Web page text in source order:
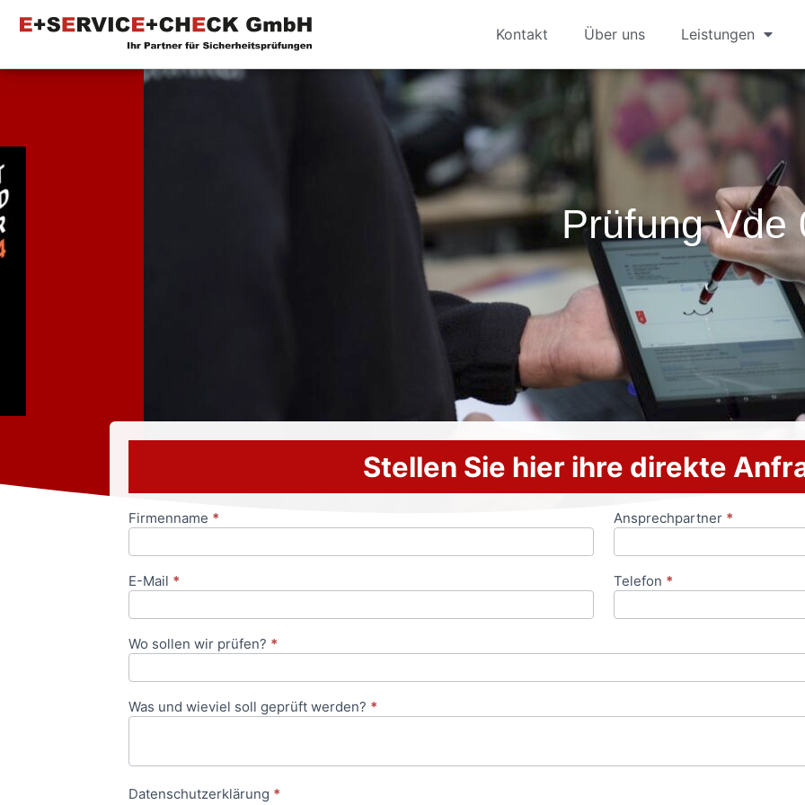
Kontakt Über uns Leistungen
Prüfung Vde
Stellen Sie hier ihre direkte
Anfrageformular
Firmenname * Ansprechpartner *
E-Mail * Telefon *
Wo sollen wir prüfen? *
Was und wieviel soll geprüft werden? *
Datenschutzerklärung *